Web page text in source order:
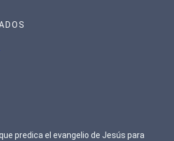
predica el evangelio de Jesús para